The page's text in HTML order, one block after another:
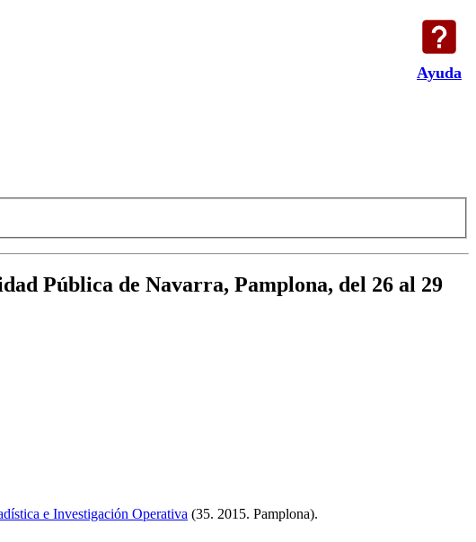
Ayuda
Pública de Navarra, Pamplona, del 26 al 29
e Investigación Operativa (35. 2015. Pamplona).